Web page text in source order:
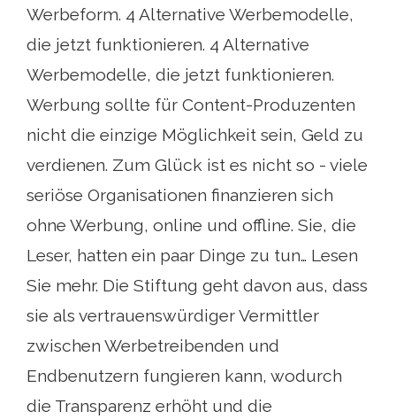
Werbeform. 4 Alternative Werbemodelle,
die jetzt funktionieren. 4 Alternative
Werbemodelle, die jetzt funktionieren.
Werbung sollte für Content-Produzenten
nicht die einzige Möglichkeit sein, Geld zu
verdienen. Zum Glück ist es nicht so - viele
seriöse Organisationen finanzieren sich
ohne Werbung, online und offline. Sie, die
Leser, hatten ein paar Dinge zu tun… Lesen
Sie mehr. Die Stiftung geht davon aus, dass
sie als vertrauenswürdiger Vermittler
zwischen Werbetreibenden und
Endbenutzern fungieren kann, wodurch
die Transparenz erhöht und die